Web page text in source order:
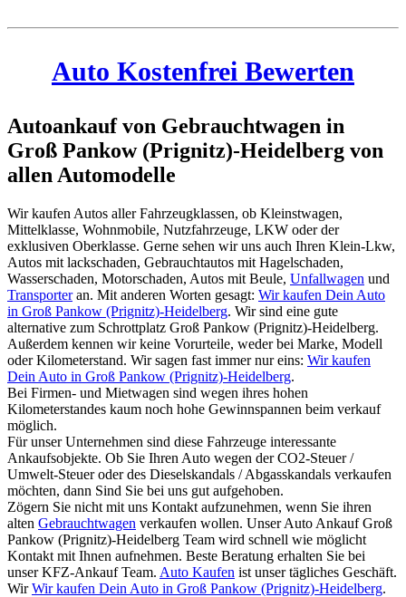
Auto Kostenfrei Bewerten
Autoankauf von Gebrauchtwagen in
Groß Pankow (Prignitz)-Heidelberg von
allen Automodelle
Wir kaufen Autos aller Fahrzeugklassen, ob Kleinstwagen,
Mittelklasse, Wohnmobile, Nutzfahrzeuge, LKW oder der
exklusiven Oberklasse. Gerne sehen wir uns auch Ihren Klein-Lkw,
Autos mit lackschaden, Gebrauchtautos mit Hagelschaden,
Wasserschaden, Motorschaden, Autos mit Beule, Unfallwagen und
Transporteran. Mit anderen Worten gesagt: Wir kaufen Dein Auto
in Groß Pankow (Prignitz)-Heidelberg. Wir sind eine gute
alternative zum Schrottplatz Groß Pankow (Prignitz)-Heidelberg.
Außerdem kennen wir keine Vorurteile, weder bei Marke, Modell
oder Kilometerstand. Wir sagen fast immer nur eins: Wir kaufen
Dein Auto in Groß Pankow (Prignitz)-Heidelberg.
Bei Firmen- und Mietwagen sind wegen ihres hohen
Kilometerstandes kaum noch hohe Gewinnspannen beim verkauf
möglich.
Für unser Unternehmen sind diese Fahrzeuge interessante
Ankaufsobjekte. Ob Sie Ihren Auto wegen der CO2-Steuer /
Umwelt-Steuer oder des Dieselskandals / Abgasskandals verkaufen
möchten, dann Sind Sie bei uns gut aufgehoben.
Zögern Sie nicht mit uns Kontakt aufzunehmen, wenn Sie ihren
alten Gebrauchtwagen verkaufen wollen. Unser Auto Ankauf Groß
Pankow (Prignitz)-Heidelberg Team wird schnell wie möglicht
Kontakt mit Ihnen aufnehmen. Beste Beratung erhalten Sie bei
unser KFZ-Ankauf Team. Auto Kaufen ist unser tägliches Geschäft.
WirWir kaufen Dein Auto in Groß Pankow (Prignitz)-Heidelberg.